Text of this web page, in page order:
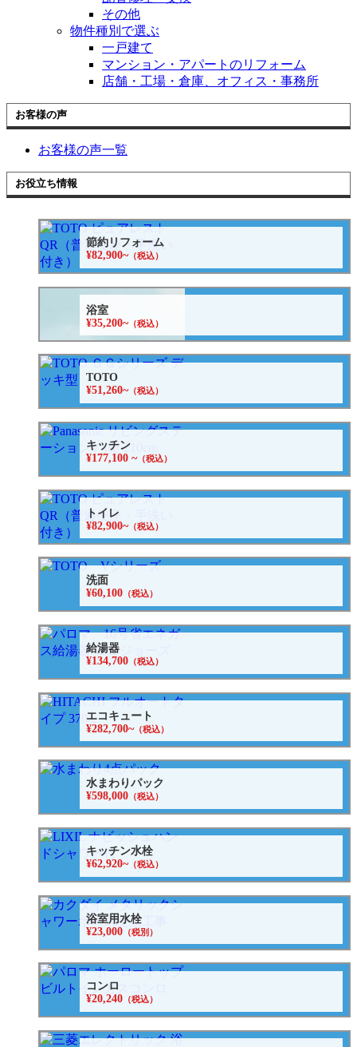
その他
物件種別で選ぶ
一戸建て
マンション・アパートのリフォーム
店舗・工場・倉庫、オフィス・事務所
お客様の声
お客様の声一覧
お役立ち情報
節約リフォーム
¥82,900~（税込）
浴室
¥35,200~（税込）
TOTO
¥51,260~（税込）
キッチン
¥177,100 ~（税込）
トイレ
¥82,900~（税込）
洗面
¥60,100 （税込）
給湯器
¥134,700 （税込）
エコキュート
¥282,700~（税込）
水まわりパック
¥598,000 （税込）
キッチン水栓
¥62,920~（税込）
浴室用水栓
¥23,000 （税別）
コンロ
¥20,240 （税込）